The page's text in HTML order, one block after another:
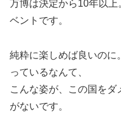
万博は決定から10年以
ベントです。
純粋に楽しめば良いのに
っているなんて、
こんな姿が、この国を
がないです。